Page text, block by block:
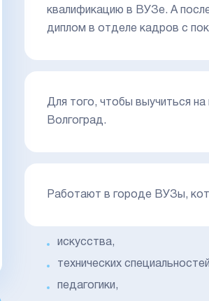
квалификацию в ВУЗе. А
диплом в отделе кадров с
Для того, чтобы выучиться
Волгоград.
Работают в городе ВУЗы,
искусства,
технических
педагогики,